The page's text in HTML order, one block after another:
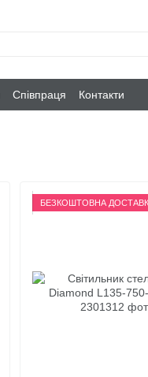
Співпраця Контакти
БЕЗКОШТОВНА